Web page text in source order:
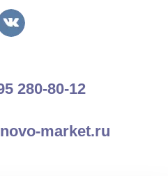
280-80-12
market.ru